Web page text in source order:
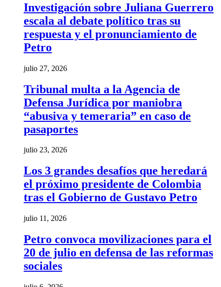
Investigación sobre Juliana Guerrero
escala al debate político tras su
respuesta y el pronunciamiento de
Petro
julio 27, 2026
Tribunal multa a la Agencia de
Defensa Jurídica por maniobra
“abusiva y temeraria” en caso de
pasaportes
julio 23, 2026
Los 3 grandes desafíos que heredará
el próximo presidente de Colombia
tras el Gobierno de Gustavo Petro
julio 11, 2026
Petro convoca movilizaciones para el
20 de julio en defensa de las reformas
sociales